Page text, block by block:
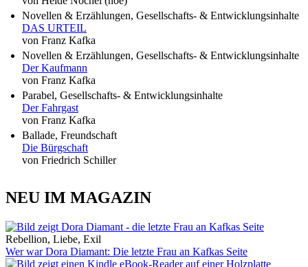
Novellen & Erzählungen, Gesellschafts- & Entwicklungsinhalte
DAS URTEIL
von Franz Kafka
Novellen & Erzählungen, Gesellschafts- & Entwicklungsinhalte
Der Kaufmann
von Franz Kafka
Parabel, Gesellschafts- & Entwicklungsinhalte
Der Fahrgast
von Franz Kafka
Ballade, Freundschaft
Die Bürgschaft
von Friedrich Schiller
NEU IM MAGAZIN
Rebellion, Liebe, Exil
Wer war Dora Diamant: Die letzte Frau an Kafkas Seite